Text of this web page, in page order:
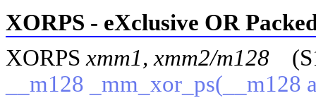
XORPS - eXclusive OR
XORPS xmm1, xmm2/m128
__m128 _mm_xor_ps(__m128